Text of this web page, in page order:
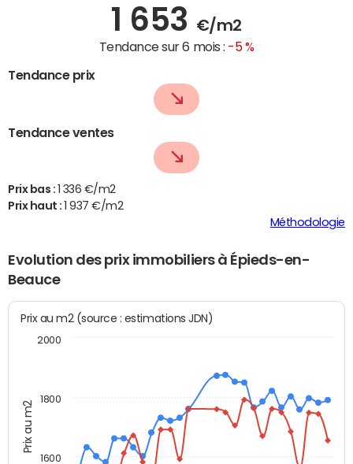
1 653 €/m2
Tendance sur 6 mois : -5 %
Tendance prix
Tendance ventes
Prix bas :
1 336 €/m2
Prix haut :
1 937 €/m2
Méthodologie
Evolution des prix immobiliers à Épieds-en-
Beauce
Prix au m2
Prix au m2 (source : estimations JDN)
1600
1800
2000